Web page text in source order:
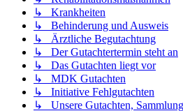
↳ Krankheiten
↳ Behinderung und Ausweis
↳ Ärztliche Begutachtung
↳ Der Gutachtertermin steht an
↳ Das Gutachten liegt vor
↳ MDK Gutachten
↳ Initiative Fehlgutachten
↳ Unsere Gutachten,